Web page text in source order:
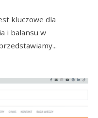
kluczowe dla
i balansu w
...